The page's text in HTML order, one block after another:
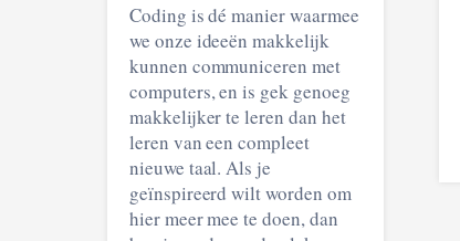
Coding is dé manier waarmee
we onze ideeën makkelijk
kunnen communiceren met
computers, en is gek genoeg
makkelijker te leren dan het
leren van een compleet
nieuwe taal. Als je
geïnspireerd wilt worden om
hier meer mee te doen, dan